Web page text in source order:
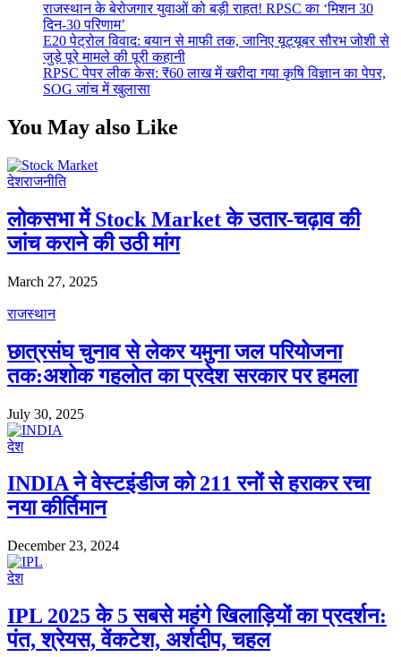
राजस्थान के बेरोजगार युवाओं को बड़ी राहत! RPSC का ‘मिशन 30
दिन-30 परिणाम’
E20 पेट्रोल विवाद: बयान से माफी तक, जानिए यूट्यूबर सौरभ जोशी से
जुड़े पूरे मामले की पूरी कहानी
RPSC पेपर लीक केस: ₹60 लाख में खरीदा गया कृषि विज्ञान का पेपर,
SOG जांच में खुलासा
You May also Like
देशराजनीति
लोकसभा में Stock Market के उतार-चढ़ाव की
जांच कराने की उठी मांग
March 27, 2025
राजस्थान
छात्रसंघ चुनाव से लेकर यमुना जल परियोजना
तक:अशोक गहलोत का प्रदेश सरकार पर हमला
July 30, 2025
देश
INDIA ने वेस्टइंडीज को 211 रनों से हराकर रचा
नया कीर्तिमान
December 23, 2024
देश
IPL 2025 के 5 सबसे महंगे खिलाड़ियों का प्रदर्शन:
पंत, श्रेयस, वेंकटेश, अर्शदीप, चहल